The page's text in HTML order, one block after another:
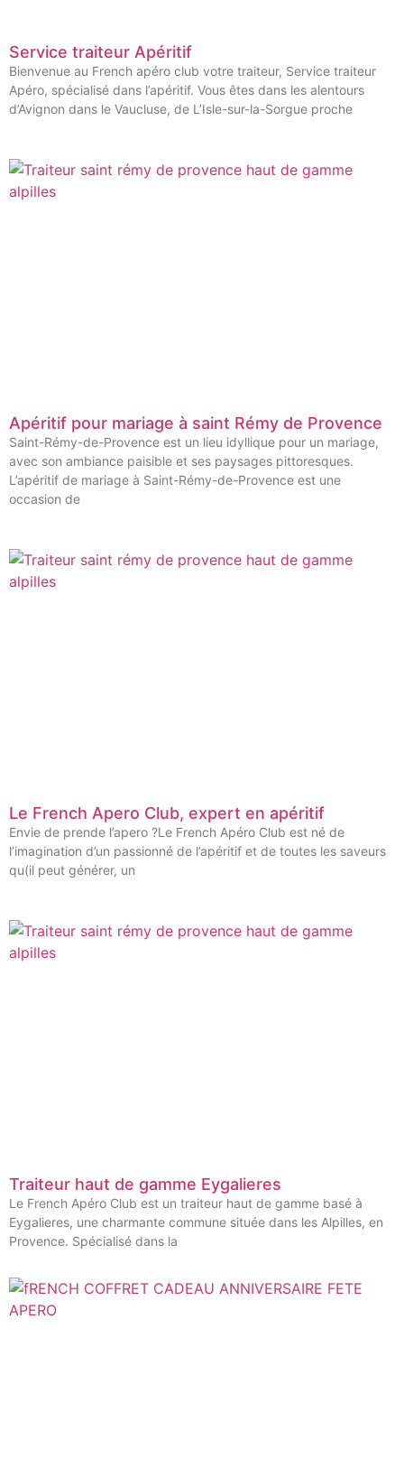
Service traiteur Apéritif
Bienvenue au French apéro club votre traiteur, Service traiteur
Apéro, spécialisé dans l’apéritif. Vous êtes dans les alentours
d’Avignon dans le Vaucluse, de L’Isle-sur-la-Sorgue proche
Apéritif pour mariage à saint Rémy de Provence
Saint-Rémy-de-Provence est un lieu idyllique pour un mariage,
avec son ambiance paisible et ses paysages pittoresques.
L’apéritif de mariage à Saint-Rémy-de-Provence est une
occasion de
Le French Apero Club, expert en apéritif
Envie de prende l’apero ?Le French Apéro Club est né de
l’imagination d’un passionné de l’apéritif et de toutes les saveurs
qu(il peut générer, un
Traiteur haut de gamme Eygalieres
Le French Apéro Club est un traiteur haut de gamme basé à
Eygalieres, une charmante commune située dans les Alpilles, en
Provence. Spécialisé dans la